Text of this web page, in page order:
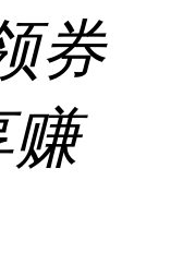
券
赚